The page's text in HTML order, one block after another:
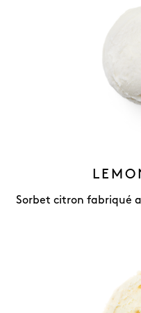
Sorbet citron fabriqué